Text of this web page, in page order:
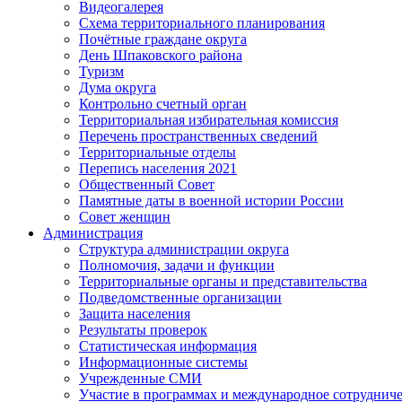
Видеогалерея
Схема территориального планирования
Почётные граждане округа
День Шпаковского района
Туризм
Дума округа
Контрольно счетный орган
Территориальная избирательная комиссия
Перечень пространственных сведений
Территориальные отделы
Перепись населения 2021
Общественный Совет
Памятные даты в военной истории России
Совет женщин
Администрация
Структура администрации округа
Полномочия, задачи и функции
Территориальные органы и представительства
Подведомственные организации
Защита населения
Результаты проверок
Статистическая информация
Информационные системы
Учрежденные СМИ
Участие в программах и международное